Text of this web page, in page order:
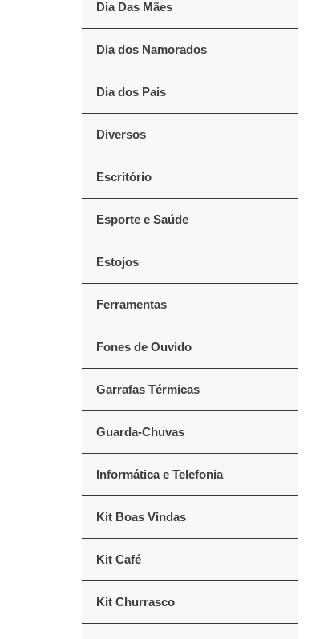
Dia Das Mães
Dia dos Namorados
Dia dos Pais
Diversos
Escritório
Esporte e Saúde
Estojos
Ferramentas
Fones de Ouvido
Garrafas Térmicas
Guarda-Chuvas
Informática e Telefonia
Kit Boas Vindas
Kit Café
Kit Churrasco